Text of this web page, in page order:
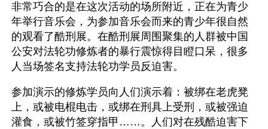
非常巧合的是在这次活动的场所附近，正在为青少
年举行音乐会，为参加音乐会而来的青少年很自然
的观看了酷刑展。在酷刑展周围聚集的人群被中国
公安对法轮功修炼者的暴行震惊得目瞪口呆，很多
人当场签名支持法轮功学员反迫害。
参加演示的修炼学员向人们演示着：被绑在老虎凳
上，或被电棍电击，或绑在刑具上受刑，或被强迫
灌食，或被竹签穿指甲……。人们对在残酷迫害下